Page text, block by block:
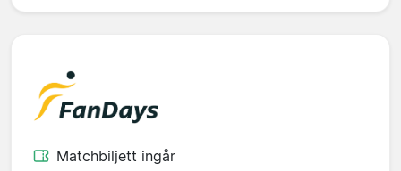
Matchbiljett ingår